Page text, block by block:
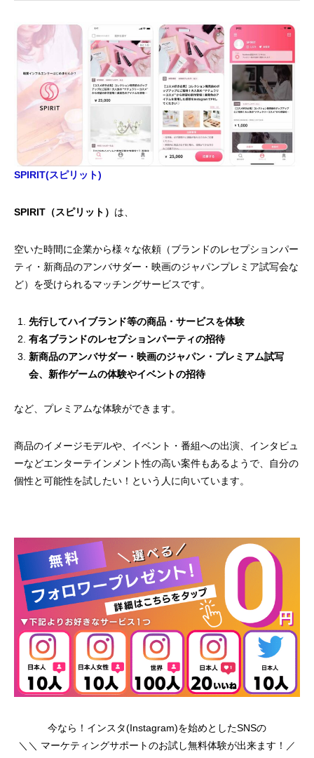
SPIRIT(スピリット)
SPIRIT（スピリット） は、
空いた時間に企業から様々な依頼（ブランドのレセプションパー
ティ・新商品のアンバサダー・映画のジャパンプレミア試写会な
ど）を受けられるマッチングサービスです。
先行してハイブランド等の商品・サービスを体験
有名ブランドのレセプションパーティの招待
新商品のアンバサダー・映画のジャパン・プレミアム試写
会、新作ゲームの体験やイベントの招待
など、プレミアムな体験ができます。
商品のイメージモデルや、イベント・番組への出演、インタビュ
ーなどエンターテインメント性の高い案件もあるようで、自分の
個性と可能性を試したい！という人に向いています。
今なら！インスタ(Instagram)を始めとしたSNSの
＼＼ マーケティングサポートのお試し無料体験が出来ます！／